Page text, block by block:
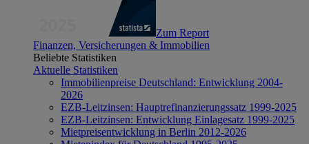
Zum Report
Finanzen, Versicherungen & Immobilien
Beliebte Statistiken
Aktuelle Statistiken
Immobilienpreise Deutschland: Entwicklung 2004-
2026
EZB-Leitzinsen: Hauptrefinanzierungssatz 1999-2025
EZB-Leitzinsen: Entwicklung Einlagesatz 1999-2025
Mietpreisentwicklung in Berlin 2012-2026